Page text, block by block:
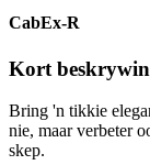
CabEx-R
Kort
Bring 'n tikkie
nie, maar verbeter
skep.